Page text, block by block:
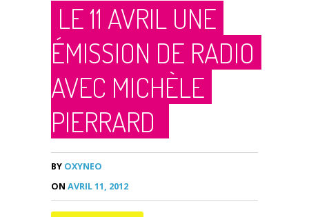
LE 11 AVRIL UNE
ÉMISSION DE RADIO
AVEC MICHÈLE
PIERRARD
BY OXYNEO
ON AVRIL 11, 2012